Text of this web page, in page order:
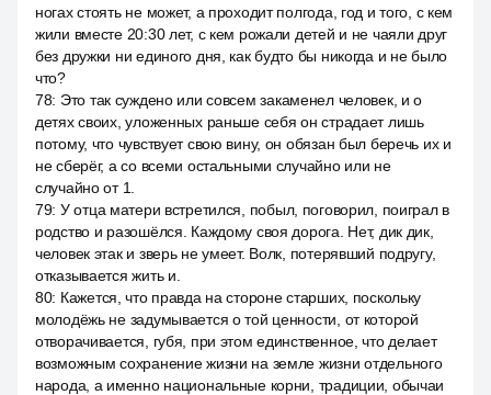
ногах стоять не может, а проходит полгода, год и того, с кем
жили вместе 20:30 лет, с кем рожали детей и не чаяли друг
без дружки ни единого дня, как будто бы никогда и не было
что?
78: Это так суждено или совсем закаменел человек, и о
детях своих, уложенных раньше себя он страдает лишь
потому, что чувствует свою вину, он обязан был беречь их и
не сберёг, а со всеми остальными случайно или не
случайно от 1.
79: У отца матери встретился, побыл, поговорил, поиграл в
родство и разошёлся. Каждому своя дорога. Нет, дик дик,
человек этак и зверь не умеет. Волк, потерявший подругу,
отказывается жить и.
80: Кажется, что правда на стороне старших, поскольку
молодёжь не задумывается о той ценности, от которой
отворачивается, губя, при этом единственное, что делает
возможным сохранение жизни на земле жизни отдельного
народа, а именно национальные корни, традиции, обычаи